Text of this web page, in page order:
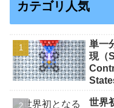
カテゴリ人気
単一
現（
世界